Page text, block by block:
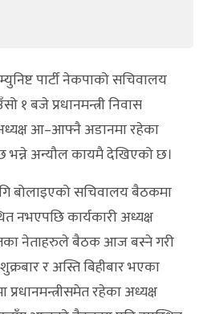
पार्टी नेकपाको सचिवालय
बजे प्रधानमन्त्री निवास
आ–आफ्नै अडानमा रहेका
अन्यौल कायमै देखिएको छ।
बोलाइएको सचिवालय बैठकमा
नभएपछि कार्यकारी अध्यक्ष
नेताहरुले बैठक आज बस्ने गरी
र अस्ति बिहीबार भएका
रहेका अध्यक्ष